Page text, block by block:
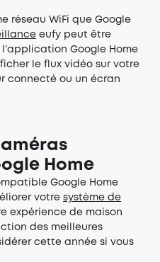
réseau WiFi que Google
eufy peut être
Google Home
le flux vidéo sur votre
connecté ou un écran
Home
Google Home
votre système de
expérience de maison
des meilleures
cette année si vous